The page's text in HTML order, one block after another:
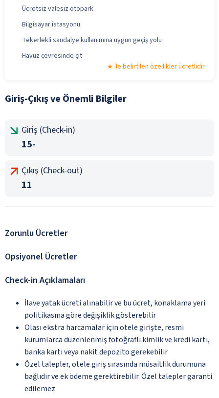
Ücretsiz valesiz otopark
Bilgisayar istasyonu
Tekerlekli sandalye kullanımına uygun geçiş yolu
Havuz çevresinde çit
ile belirtilen özellikler ücretlidir.
Giriş-Çıkış ve Önemli Bilgiler
Giriş (Check-in)
15-
Çıkış (Check-out)
11
Zorunlu Ücretler
Opsiyonel Ücretler
Check-in Açıklamaları
İlave yatak ücreti alınabilir ve bu ücret, konaklama yeri
politikasına göre değişiklik gösterebilir
Olası ekstra harcamalar için otele girişte, resmi
kurumlarca düzenlenmiş fotoğraflı kimlik ve kredi kartı,
banka kartı veya nakit depozito gerekebilir
Özel talepler, otele giriş sırasında müsaitlik durumuna
bağlıdır ve ek ödeme gerektirebilir. Özel talepler garanti
edilemez